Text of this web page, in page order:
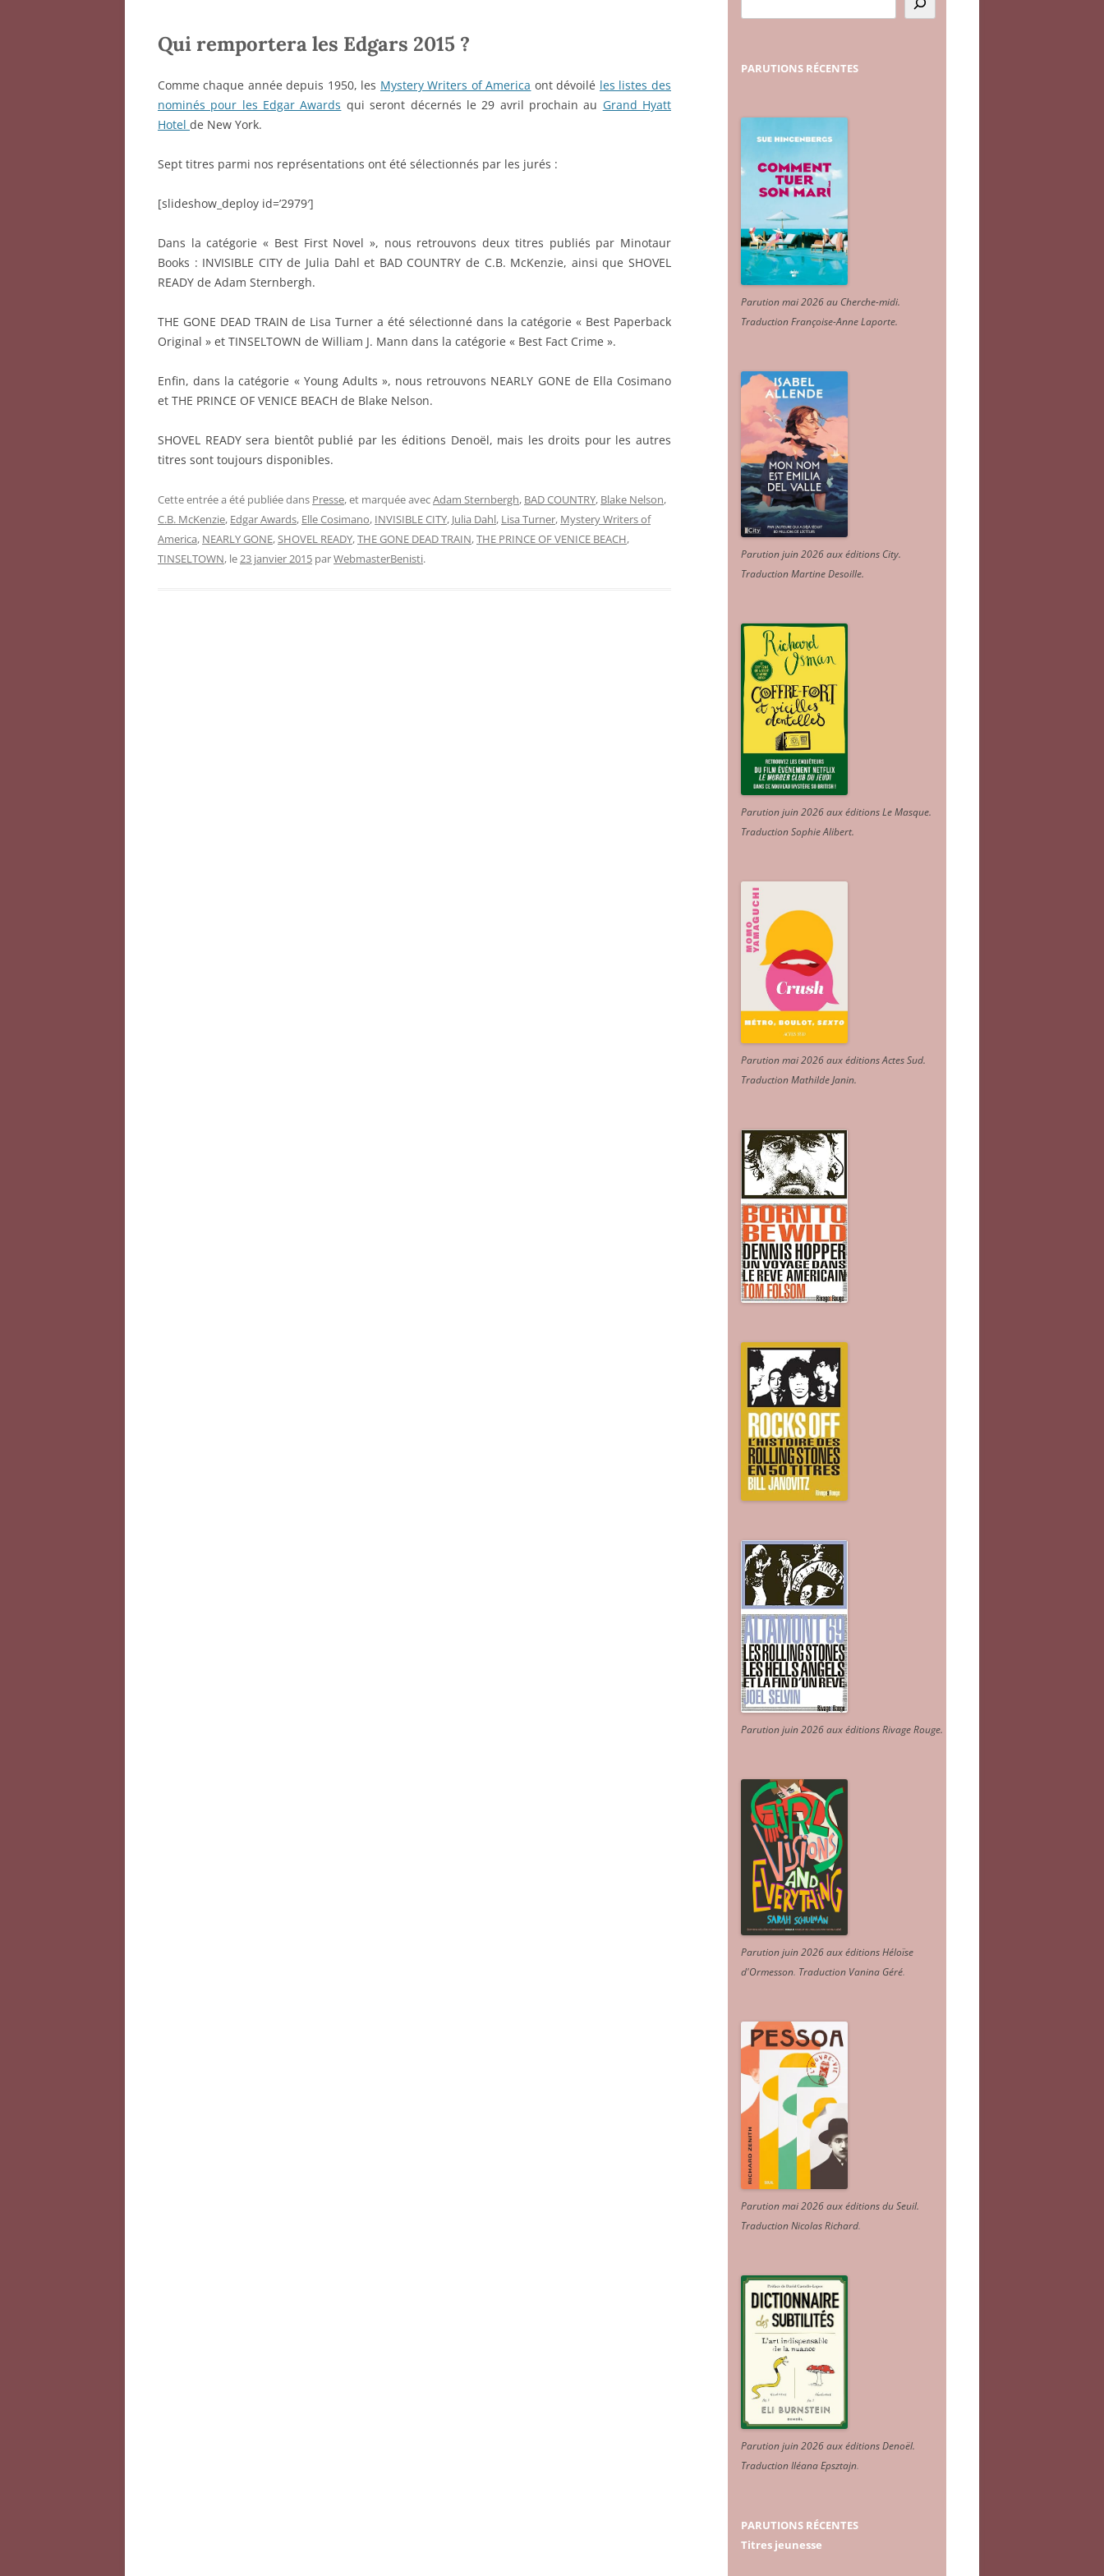
Qui remportera les Edgars 2015 ?
Comme chaque année depuis 1950, les Mystery Writers of America ont dévoilé les listes des
nominés pour les Edgar Awards qui seront décernés le 29 avril prochain au Grand Hyatt
Hotel de New York.
Sept titres parmi nos représentations ont été sélectionnés par les jurés :
[slideshow_deploy id=’2979′]
Dans la catégorie « Best First Novel », nous retrouvons deux titres publiés par Minotaur
Books : INVISIBLE CITY de Julia Dahl et BAD COUNTRY de C.B. McKenzie, ainsi que SHOVEL
READY de Adam Sternbergh.
THE GONE DEAD TRAIN de Lisa Turner a été sélectionné dans la catégorie « Best Paperback
Original » et TINSELTOWN de William J. Mann dans la catégorie « Best Fact Crime ».
Enfin, dans la catégorie « Young Adults », nous retrouvons NEARLY GONE de Ella Cosimano
et THE PRINCE OF VENICE BEACH de Blake Nelson.
SHOVEL READY sera bientôt publié par les éditions Denoël, mais les droits pour les autres
titres sont toujours disponibles.
Cette entrée a été publiée dans Presse, et marquée avecAdam Sternbergh, BAD COUNTRY, Blake Nelson,
C.B. McKenzie, Edgar Awards, Elle Cosimano, INVISIBLE CITY, Julia Dahl, Lisa Turner, Mystery Writers of
America, NEARLY GONE,SHOVEL READY,THE GONE DEAD TRAIN,THE PRINCE OF VENICE BEACH,
TINSELTOWN, le23 janvier 2015 parWebmasterBenisti.
PARUTIONS RÉCENTES
Parution mai 2026 au Cherche-midi.
Traduction Françoise-Anne Laporte.
Parution juin 2026 aux éditions City.
Traduction Martine Desoille.
Parution juin 2026 aux éditions Le Masque.
Traduction Sophie Alibert.
Parution mai 2026 aux éditions Actes Sud.
Traduction Mathilde Janin.
Parution juin 2026 aux éditions Rivage Rouge.
Parution juin 2026 aux éditions Héloïse
d'Ormesson. Traduction Vanina Géré.
Parution mai 2026 aux éditions du Seuil.
Traduction Nicolas Richard.
Parution juin 2026 aux éditions Denoël.
Traduction Iléana Epsztajn.
PARUTIONS RÉCENTES
Titres jeunesse